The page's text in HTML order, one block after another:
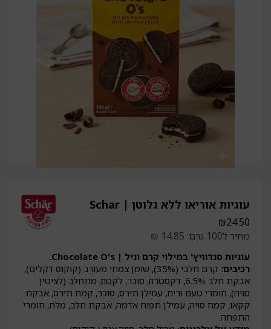
עוגיות אוריאו ללא גלוטן | Schar
₪24.50
מחיר ל100 גרם: 14.85 ₪
עוגיות סנדוויץ' במילוי קרם וניל | Chocolate O's.
רכיבים:
קרם חלבי (35%), שומן צמחי מעורב (קוקוס דקלים),
אבקת חלב 6.5%, דקסטרוז, סוכר, לקטוז, מתחלב (לציטין
סויה), חומרי טעם וריח, עמילן תירס, סוכר, קמח תירס, אבקת
קקאו, קמח סויה, עמילן תפוח אדמה, אבקת חלב, מלח, חומרי
התפחה.